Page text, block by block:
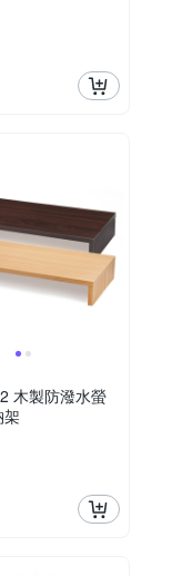
木製防潑水螢